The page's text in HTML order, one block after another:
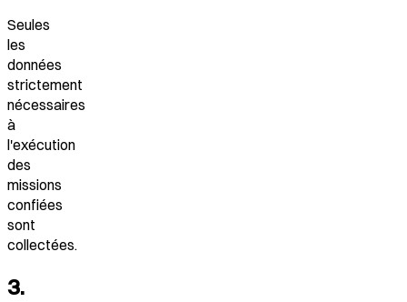
Seules
les
données
strictement
nécessaires
à
l'exécution
des
missions
confiées
sont
collectées.
3.